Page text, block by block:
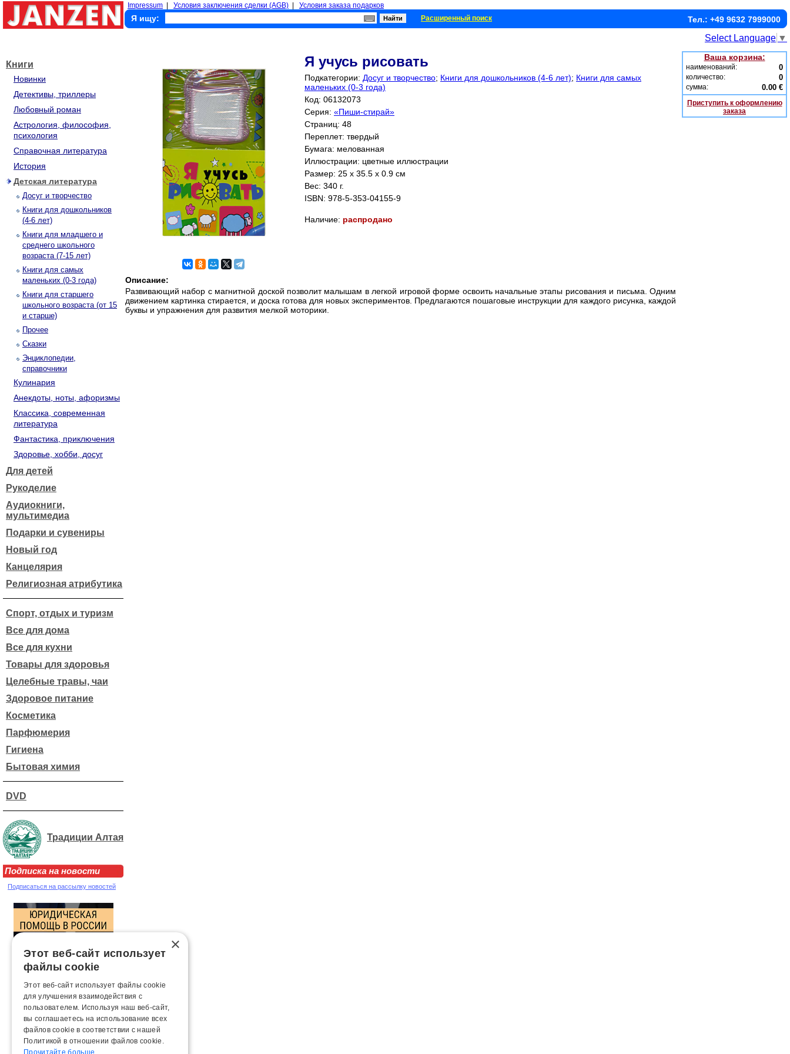
Impressum Условия заключения сделки (AGB) Условия заказа подарков
Я ищу: Расширенный поиск Тел.: +49 9632 7999000
Select Language ▼
Книги
Новинки
Детективы, триллеры
Любовный роман
Астрология, философия,
психология
Справочная литература
История
Детская литература
Досуг и творчество
Книги для дошкольников
(4-6 лет)
Книги для младшего и
среднего школьного
возраста (7-15 лет)
Книги для самых
маленьких (0-3 года)
Книги для старшего
школьного возраста (от 15
и старше)
Прочее
Сказки
Энциклопедии,
справочники
Кулинария
Анекдоты, ноты, афоризмы
Классика, современная
литература
Фантастика, приключения
Здоровье, хобби, досуг
Для детей
Рукоделие
Аудиокниги,
мультимедиа
Подарки и сувениры
Новый год
Канцелярия
Религиозная атрибутика
Спорт, отдых и туризм
Все для дома
Все для кухни
Товары для здоровья
Целебные травы, чаи
Здоровое питание
Косметика
Парфюмерия
Гигиена
Бытовая химия
DVD
Традиции Алтая
Подписка на новости
Подписаться на рассылку новостей
Я учусь рисовать
Подкатегории: Досуг и творчество; Книги для дошкольников (4-6 лет); Книги для самых
маленьких (0-3 года)
Код: 06132073
Серия: «Пиши-стирай»
Страниц: 48
Переплет: твердый
Бумага: мелованная
Иллюстрации: цветные иллюстрации
Размер: 25 x 35.5 x 0.9 см
Вес: 340 г.
ISBN: 978-5-353-04155-9
Наличие: распродано
Описание:
Развивающий набор с магнитной доской позволит малышам в легкой игровой форме освоить начальные этапы рисования и письма. Одним
движением картинка стирается, и доска готова для новых экспериментов. Предлагаются пошаговые инструкции для каждого рисунка, каждой
буквы и упражнения для развития мелкой моторики.
Ваша корзина:
наименований: 0
количество: 0
сумма: 0.00 €
Приступить к оформлению
заказа
×
Этот веб-сайт использует
файлы cookie
Этот веб-сайт использует файлы cookie
для улучшения взаимодействия с
пользователем. Используя наш веб-сайт,
вы соглашаетесь на использование всех
файлов cookie в соответствии с нашей
Политикой в ​​отношении файлов cookie.
Прочитайте больше